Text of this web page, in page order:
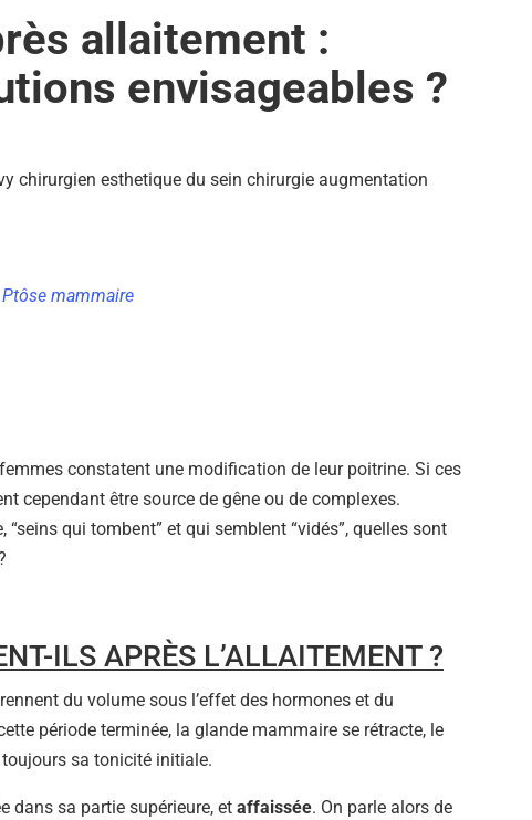
allaitement :
envisageables ?
Ptôse mammaire
constatent une modification de leur poitrine. Si ces
cependant être source de gêne ou de complexes.
qui tombent” et qui semblent “vidés”, quelles sont
ILS APRÈS L’ALLAITEMENT ?
du volume sous l’effet des hormones et du
période terminée, la glande mammaire se rétracte, le
sa tonicité initiale.
dans sa partie supérieure, et affaissée. On parle alors de